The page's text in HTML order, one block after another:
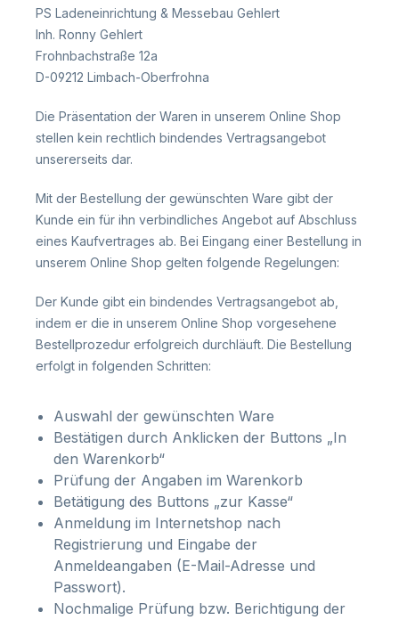
PS Ladeneinrichtung & Messebau Gehlert
Inh. Ronny Gehlert
Frohnbachstraße 12a
D-09212 Limbach-Oberfrohna
Die Präsentation der Waren in unserem Online Shop
stellen kein rechtlich bindendes Vertragsangebot
unsererseits dar.
Mit der Bestellung der gewünschten Ware gibt der
Kunde ein für ihn verbindliches Angebot auf Abschluss
eines Kaufvertrages ab. Bei Eingang einer Bestellung in
unserem Online Shop gelten folgende Regelungen:
Der Kunde gibt ein bindendes Vertragsangebot ab,
indem er die in unserem Online Shop vorgesehene
Bestellprozedur erfolgreich durchläuft. Die Bestellung
erfolgt in folgenden Schritten:
Auswahl der gewünschten Ware
Bestätigen durch Anklicken der Buttons „In
den Warenkorb“
Prüfung der Angaben im Warenkorb
Betätigung des Buttons „zur Kasse“
Anmeldung im Internetshop nach
Registrierung und Eingabe der
Anmeldeangaben (E-Mail-Adresse und
Passwort).
Nochmalige Prüfung bzw. Berichtigung der